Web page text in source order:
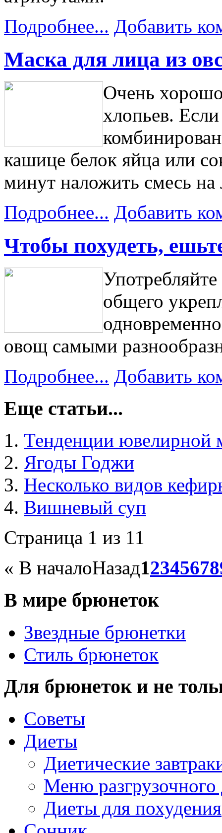
Подробнее... Добавить
Маска для лица из
Очень
хлопьев.
кашице белок яйца или
минут наложить смесь на
Подробнее... Добавить
Чтобы похудеть,
общего
овощ самыми
Подробнее... Добавить
Еще статьи...
Тенденции ювелирной
Ягоды Годжи
Несколько видов
Вишневый суп
Страница 1 из 11
« В началоНазад12345678
В мире брюнеток
Звездные брюнетки
Стиль брюнеток
Для брюнеток и не
Советы
Диеты
Диетические
Меню разгрузочного
Диеты для похудения